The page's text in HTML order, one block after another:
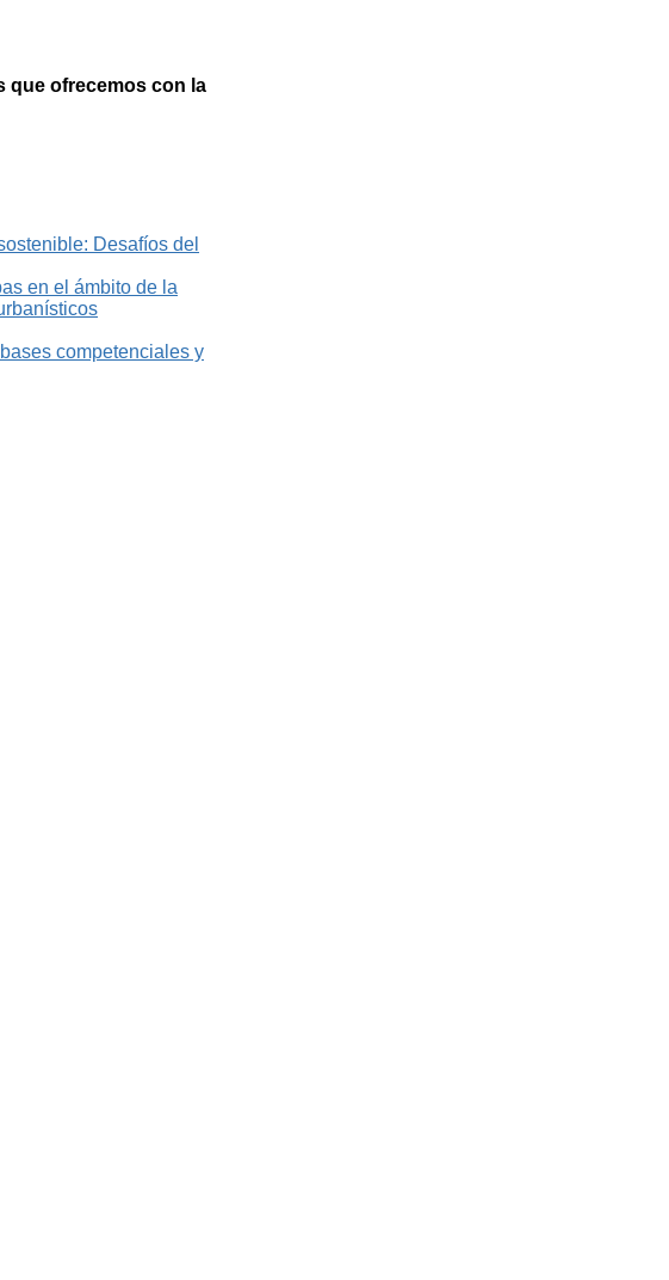
que ofrecemos con la
Desafíos del
en el ámbito de la
competenciales y